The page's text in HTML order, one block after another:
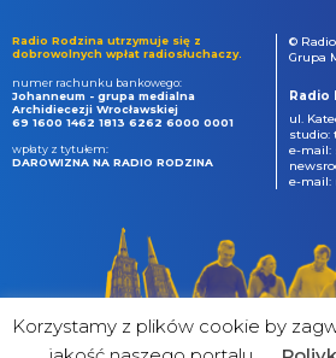
Radio Rodzina utrzymuje się z
dobrowolnych wpłat radiosłuchaczy.
numer rachunku bankowego:
Johanneum - grupa medialna
Archidiecezji Wrocławskiej
69 1600 1462 1813 6262 6000 0001
wpłaty z tytułem:
DAROWIZNA NA RADIO RODZINA
©
Grupa
Radio
ul.
studio:
e-mail:
e-mail:
Korzystamy z plików cookie by